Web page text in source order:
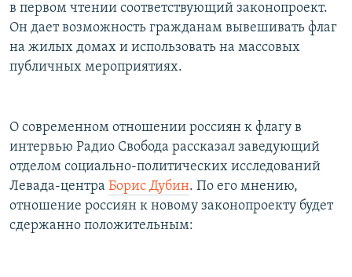
в первом чтении соответствующий законопроект.
Он дает возможность гражданам вывешивать флаг
на жилых домах и использовать на массовых
публичных мероприятиях.
О современном отношении россиян к флагу в
интервью Радио Свобода рассказал заведующий
отделом социально-политических исследований
Левада-центра Борис Дубин. По его мнению,
отношение россиян к новому законопроекту будет
сдержанно положительным: